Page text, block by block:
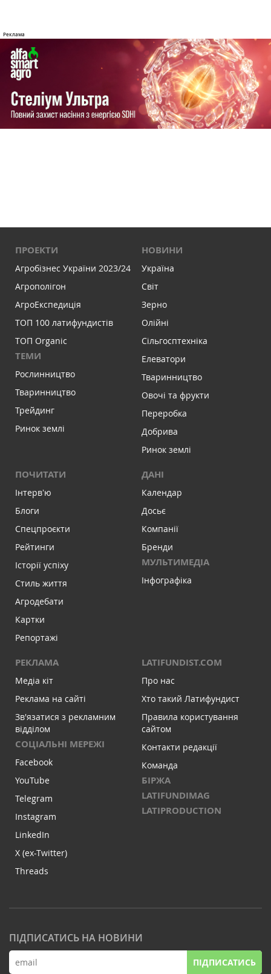
ПРОЕКТИ
Агробізнес України 2023/24
Агрополігон
АгроЕкспедиція
ТОП 100 латифундистів
ТОП Organic
ТЕМИ
Рослинництво
Тваринництво
Трейдинг
Ринок землі
НОВИНИ
Україна
Світ
Зерно
Олійні
Сільгосптехніка
Елеватори
Тваринництво
Овочі та фрукти
Переробка
Добрива
Ринок землі
ПОЧИТАТИ
Інтервʼю
Блоги
Спецпроєкти
Рейтинги
Історії успіху
Стиль життя
Агродебати
Картки
Репортажі
ДАНІ
Календар
Досьє
Компанії
Бренди
МУЛЬТИМЕДІА
Інфографіка
РЕКЛАМА
Медіа кіт
Реклама на сайті
Зв'язатися з рекламним
відділом
СОЦІАЛЬНІ МЕРЕЖІ
Facebook
YouTube
Telegram
Instagram
LinkedIn
X (ex-Twitter)
Threads
LATIFUNDIST.COM
Про нас
Хто такий Латифундист
Правила користування
сайтом
Контакти редакції
Команда
БІРЖА
LATIFUNDIMAG
LATIPRODUCTION
ПІДПИСАТИСЬ НА НОВИНИ
ПІДПИСАТИСЬ